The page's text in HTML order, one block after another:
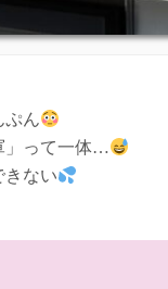
ぷん
」って一体…
きない